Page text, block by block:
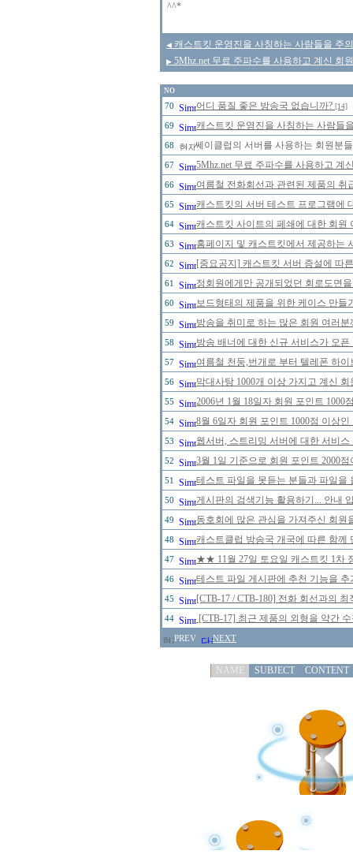
^^*
◀ 캐스트킷 운영진을 사칭하는 사람들을 주
▶ 5Mhz.net 무료 주파수를 사용하고 계신 회
NO
70 어디 품질 좋은 방송국 없습니까? [14]
69 캐스트킷 운영진을 사칭하는 사람들
68 쎄이클럽의 서버를 사용하는 회원분
67 5Mhz.net 무료 주파수를 사용하고 계
66 여름철 전화회선과 관련된 제품의
65 캐스트킷의 서버 테스트 프로그램에
64 캐스트킷 사이트의 페쇄에 대한 회
63 홈페이지 및 캐스트킷에서 제공하는
62 [중요공지] 캐스트킷 서버 증설에 따
61 정회원에게만 공개되었던 회로도면
60 보드형태의 제품을 위한 케이스 만들
59 방송을 취미로 하는 많은 회원 여러
58 방송 배너에 대한 신규 서비스가 오
57 여름철 천둥,번개로 부터 텔레폰 하
56 막대사탕 1000개 이상 가지고 계신
55 2006년 1월 18일자 회원 포인트
54 8월 6일자 회원 포인트 1000점 이상
53 웹서버, 스트리밍 서버에 대한 서비
52 3월 1일 기준으로 회원 포인트 2000
51 테스트 파일을 못듣는 분들과 파일
50 게시판의 검색기능 활용하기... 안내
49 동호회에 많은 관심을 가져주신 회
48 캐스트클럽 방송국 개국에 따른 함
47 ★★ 11월 27일 토요일 캐스트킷 1
46 테스트 파일 게시판에 추천 기능을
45 [CTB-17 / CTB-180] 전화 회선과의
44 [CTB-17] 최근 제품의 외형을 약간
PREV NEXT